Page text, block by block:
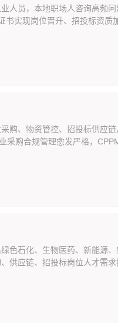
人员，本地职场人咨询高频
实现岗位晋升、招投标资质
购、物资管控、招投标供应
购合规管理愈发严格，
石化、生物医药、新能源、
供应链、招投标岗位人才需